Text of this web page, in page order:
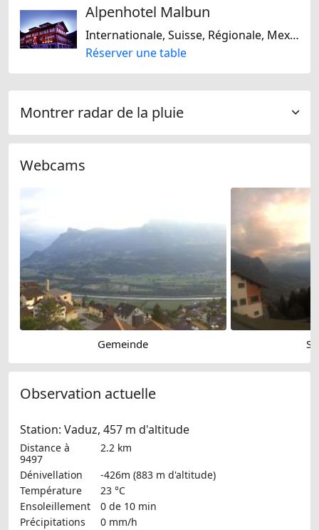
Alpenhotel Malbun
Internationale, Suisse, Régionale, Mexicaine
Réserver une table
Montrer radar de la pluie
Webcams
Gemeinde
Observation actuelle
Station: Vaduz, 457 m d'altitude
Distance à
9497
2.2 km
Dénivellation
-426m (883 m d'altitude)
Température
23 °C
Ensoleillement
0 de 10 min
Précipitations
0 mm/h